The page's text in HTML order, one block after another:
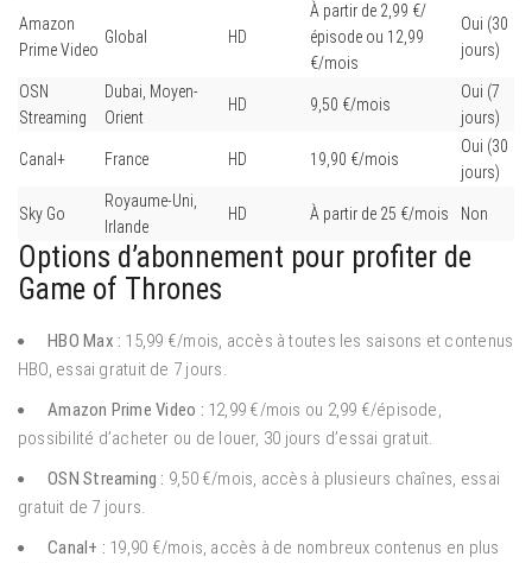
Amazon
Prime Video
Global HD
À partir de 2,99 €/
épisode ou 12,99
€/mois
Oui (30
jours)
OSN
Streaming
Dubai, Moyen-
Orient
HD 9,50 €/mois
Oui (7
jours)
Canal+ France HD 19,90 €/mois
Oui (30
jours)
Sky Go
Royaume-Uni,
Irlande
HD À partir de 25 €/mois Non
Options d’abonnement pour profiter de
Game of Thrones
HBO Max : 15,99 €/mois, accès à toutes les saisons et contenus
HBO, essai gratuit de 7 jours.
Amazon Prime Video : 12,99 €/mois ou 2,99 €/épisode,
possibilité d’acheter ou de louer, 30 jours d’essai gratuit.
OSN Streaming : 9,50 €/mois, accès à plusieurs chaînes, essai
gratuit de 7 jours.
Canal+ : 19,90 €/mois, accès à de nombreux contenus en plus